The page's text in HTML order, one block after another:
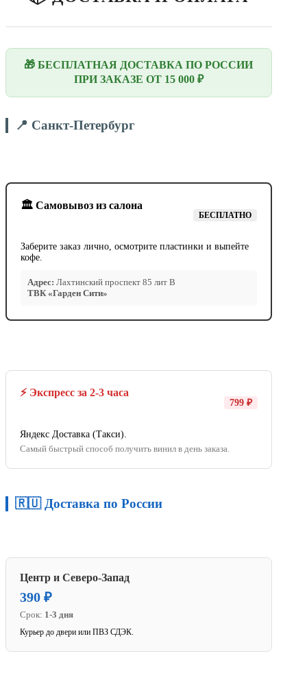
🎁 БЕСПЛАТНАЯ ДОСТАВКА ПО РОССИИ
ПРИ ЗАКАЗЕ ОТ 15 000 ₽
📍 Санкт-Петербург
🏛️ Самовывоз из салона
БЕСПЛАТНО
Заберите заказ лично, осмотрите пластинки и выпейте
кофе.
Адрес: Лахтинский проспект 85 лит В
ТВК «Гарден Сити»
⚡ Экспресс за 2-3 часа
799 ₽
Яндекс Доставка (Такси).
Самый быстрый способ получить винил в день заказа.
🇷🇺 Доставка по России
Центр и Северо-Запад
390 ₽
Срок: 1-3 дня
Курьер до двери или ПВЗ СДЭК.